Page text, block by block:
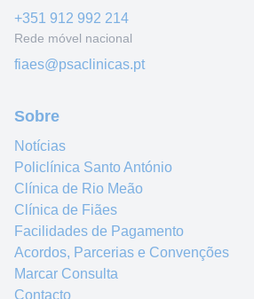
+351 912 992 214
Rede móvel nacional
fiaes@psaclinicas.pt
Sobre
Notícias
Policlínica Santo António
Clínica de Rio Meão
Clínica de Fiães
Facilidades de Pagamento
Acordos, Parcerias e Convenções
Marcar Consulta
Contacto